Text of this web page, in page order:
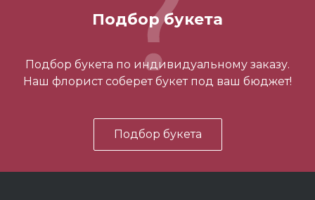
700 ₽
В корзину
Подбор букета
Подбор букета по индивидуальному заказу.
Наш флорист соберет букет под ваш бюджет!
Подбор букета